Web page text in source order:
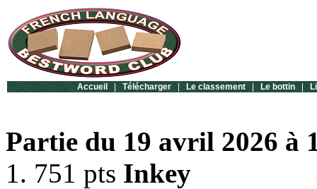
Accueil | Télécharger | Le classement | Le bottin |
Partie du 19 avril 2026 à
1. 751 pts Inkey